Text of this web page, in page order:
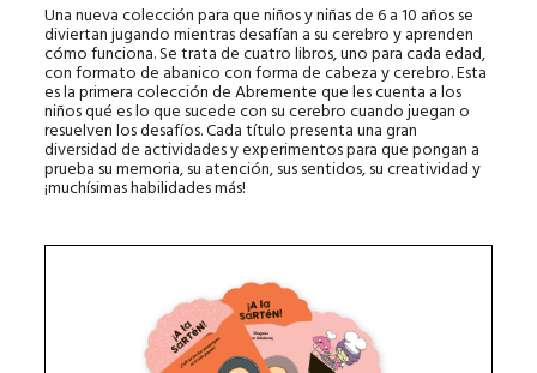
Una nueva colección para que niños y niñas de 6 a 10 años se
diviertan jugando mientras desafían a su cerebro y aprenden
cómo funciona. Se trata de cuatro libros, uno para cada edad,
con formato de abanico con forma de cabeza y cerebro. Esta
es la primera colección de Abremente que les cuenta a los
niños qué es lo que sucede con su cerebro cuando juegan o
resuelven los desafíos. Cada título presenta una gran
diversidad de actividades y experimentos para que pongan a
prueba su memoria, su atención, sus sentidos, su creatividad y
¡muchísimas habilidades más!